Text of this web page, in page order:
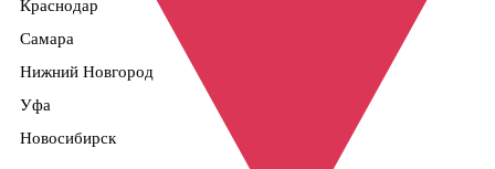
Краснодар
Самара
Нижний Новгород
Уфа
Новосибирск